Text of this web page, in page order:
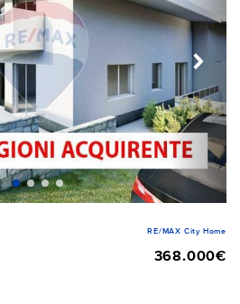
RE/MAX City Home
368.000€